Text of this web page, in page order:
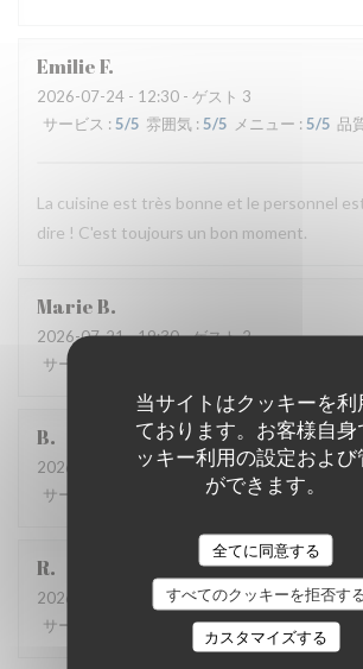
当サイトはクッキーを利
ております。お客様自身
ッキー利用の設定および
ができます。
全てに同意する
すべてのクッキーを拒否す
カスタマイズする
EmilieF
2026-07-24 - 12:30 - ゲスト 3
サービス : 5/5 雰囲気 : 5/5 メニュー : 5/5 品
La cuisine est très bonne et le personnel
dire ! C'est toujours un bon moment.
MarieB
2026-07-21- 19:30 - ゲスト 2
サービス
B
2026-07-08
- 20:00 - ゲスト 4
サービス
4/5 メニュー: 4
R
2026-06-17
- 13:00 - ゲスト 3
サービス
:4/5 メニュー:5/5 品